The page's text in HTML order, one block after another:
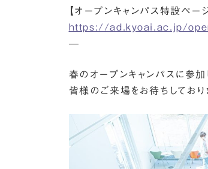
【オープンキャンパス特設ページ
https://ad.kyoai.ac.jp/
—
春のオープンキャンパスに参加
皆様のご来場をお待ちしており